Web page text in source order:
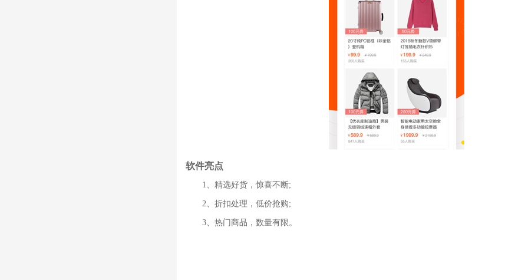
软件亮点
1、精选好货，惊喜不断;
2、折扣处理，低价抢购;
3、热门商品，数量有限。